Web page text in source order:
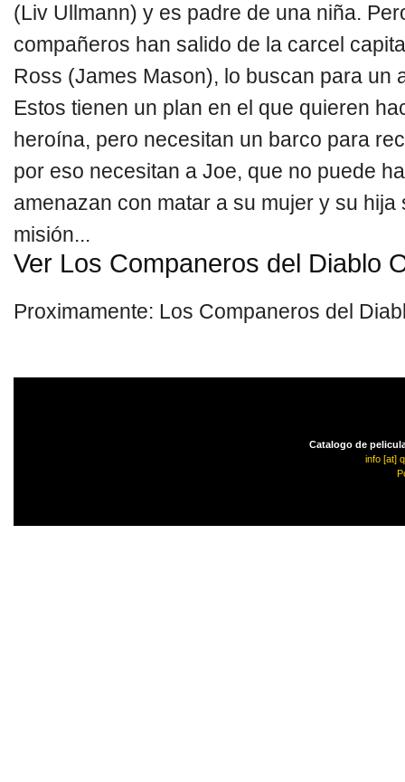
(Liv Ullmann) y es padre de una niña.
compañeros han salido de la carcel
Ross (James Mason), lo buscan para un
Estos tienen un plan en el que quieren
heroína, pero necesitan un barco para
por eso necesitan a Joe, que no puede
amenazan con matar a su mujer y su hija
misión...
Ver Los Companeros del Diablo
Proximamente: Los Companeros del
Catalogo de
info [at]